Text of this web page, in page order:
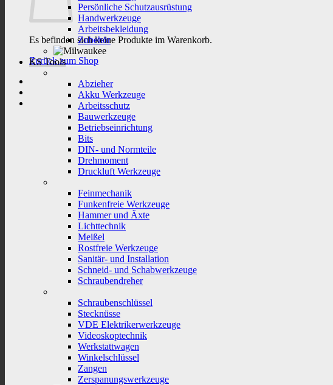
Es befinden sich keine Produkte im Warenkorb.
Zurück zum Shop
Persönliche Schutzausrüstung
Handwerkzeuge
Arbeitsbekleidung
Zubehör
KS Tools
Abzieher
Akku Werkzeuge
Arbeitsschutz
Bauwerkzeuge
Betriebseinrichtung
Bits
DIN- und Normteile
Drehmoment
Druckluft Werkzeuge
Feinmechanik
Funkenfreie Werkzeuge
Hammer und Äxte
Lichttechnik
Meißel
Rostfreie Werkzeuge
Sanitär- und Installation
Schneid- und Schabwerkzeuge
Schraubendreher
Schraubenschlüssel
Stecknüsse
VDE Elektrikerwerkzeuge
Videoskoptechnik
Werkstattwagen
Winkelschlüssel
Zangen
Zerspanungswerkzeuge